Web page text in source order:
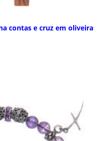
contas e cruz em oliveira